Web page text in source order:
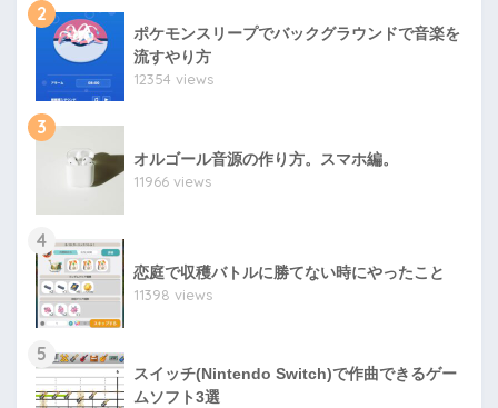
2
ポケモンスリープでバックグラウンドで音楽を
流すやり方
12354 views
3
オルゴール音源の作り方。スマホ編。
11966 views
4
恋庭で収穫バトルに勝てない時にやったこと
11398 views
5
スイッチ(Nintendo Switch)で作曲できるゲー
ムソフト3選